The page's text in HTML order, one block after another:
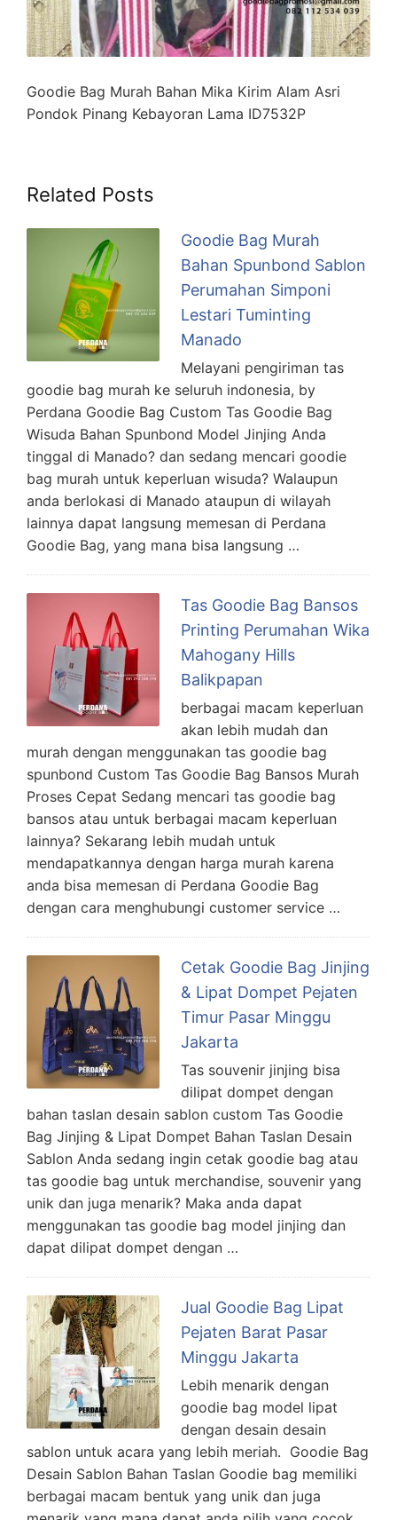
Goodie Bag Murah Bahan Mika Kirim Alam Asri
Pondok Pinang Kebayoran Lama ID7532P
Related Posts
Goodie Bag Murah
Bahan Spunbond Sablon
Perumahan Simponi
Lestari Tuminting
Manado
Melayani pengiriman tas
goodie bag murah ke seluruh indonesia, by
Perdana Goodie Bag Custom Tas Goodie Bag
Wisuda Bahan Spunbond Model Jinjing Anda
tinggal di Manado? dan sedang mencari goodie
bag murah untuk keperluan wisuda? Walaupun
anda berlokasi di Manado ataupun di wilayah
lainnya dapat langsung memesan di Perdana
Goodie Bag, yang mana bisa langsung …
Tas Goodie Bag Bansos
Printing Perumahan Wika
Mahogany Hills
Balikpapan
berbagai macam keperluan
akan lebih mudah dan
murah dengan menggunakan tas goodie bag
spunbond Custom Tas Goodie Bag Bansos Murah
Proses Cepat Sedang mencari tas goodie bag
bansos atau untuk berbagai macam keperluan
lainnya? Sekarang lebih mudah untuk
mendapatkannya dengan harga murah karena
anda bisa memesan di Perdana Goodie Bag
dengan cara menghubungi customer service …
Cetak Goodie Bag Jinjing
& Lipat Dompet Pejaten
Timur Pasar Minggu
Jakarta
Tas souvenir jinjing bisa
dilipat dompet dengan
bahan taslan desain sablon custom Tas Goodie
Bag Jinjing & Lipat Dompet Bahan Taslan Desain
Sablon Anda sedang ingin cetak goodie bag atau
tas goodie bag untuk merchandise, souvenir yang
unik dan juga menarik? Maka anda dapat
menggunakan tas goodie bag model jinjing dan
dapat dilipat dompet dengan …
Jual Goodie Bag Lipat
Pejaten Barat Pasar
Minggu Jakarta
Lebih menarik dengan
goodie bag model lipat
dengan desain desain
sablon untuk acara yang lebih meriah. Goodie Bag
Desain Sablon Bahan Taslan Goodie bag memiliki
berbagai macam bentuk yang unik dan juga